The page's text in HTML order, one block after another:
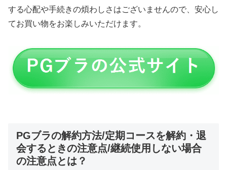
する心配や手続きの煩わしさはございませんので、安心し
てお買い物をお楽しみいただけます。
PGブラの解約方法/定期コースを解約・退
会するときの注意点/継続使用しない場合
の注意点とは？